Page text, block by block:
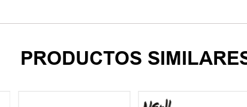
PRODUCTOS